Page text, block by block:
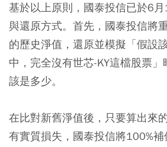
基於以上原則，國泰投信已於6
與還原方式。首先，國泰投信將
的歷史淨值，還原並模擬「假設
中，完全沒有世芯-KY這檔股票
該是多少。
在比對新舊淨值後，只要算出來
有實質損失，國泰投信將100%